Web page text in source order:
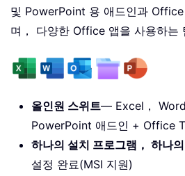
및 PowerPoint 용 애드인과
며， 다양한 Office 앱을 사용하는
올인원 스위트— Excel，
PowerPoint 애드인 + Office
하나의 설치 프로그램， 하나
설정 완료(MSI 지원)